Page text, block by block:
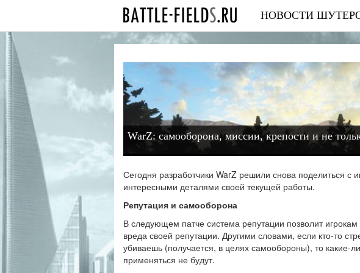
НОВОСТИ
WarZ: cамооборона, миссии, крепости и не
Сегодня разработчики WarZ решили снова поделиться с
интересными деталями своей текущей работы.
Репутация и самооборона
В следующем патче система репутации позволит
вреда своей репутации. Другими словами, если кто-то
убиваешь (получается, в целях самообороны), то какие-
применяться не будут.